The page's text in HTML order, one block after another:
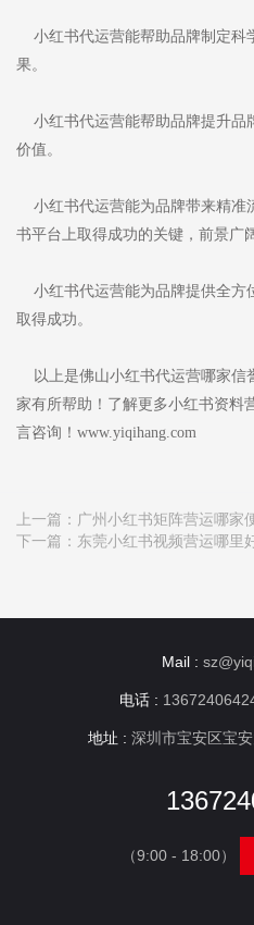
小红书代运营能帮助品牌制定科
果。
小红书代运营能帮助品牌提升品
价值。
小红书代运营能为品牌带来精准
书平台上取得成功的关键，前景广
小红书代运营能为品牌提供全方
取得成功。
以上是佛山小红书代运营哪家信
家有所帮助！了解更多小红书资料
言咨询！www.yiqihang.com
上一篇： 广州小红书矩阵营运哪家
下一篇： 东莞小红书视频营运哪里
Mail :
电话 :
地址 : 深圳市宝安区宝
（9:00 - 18:00）